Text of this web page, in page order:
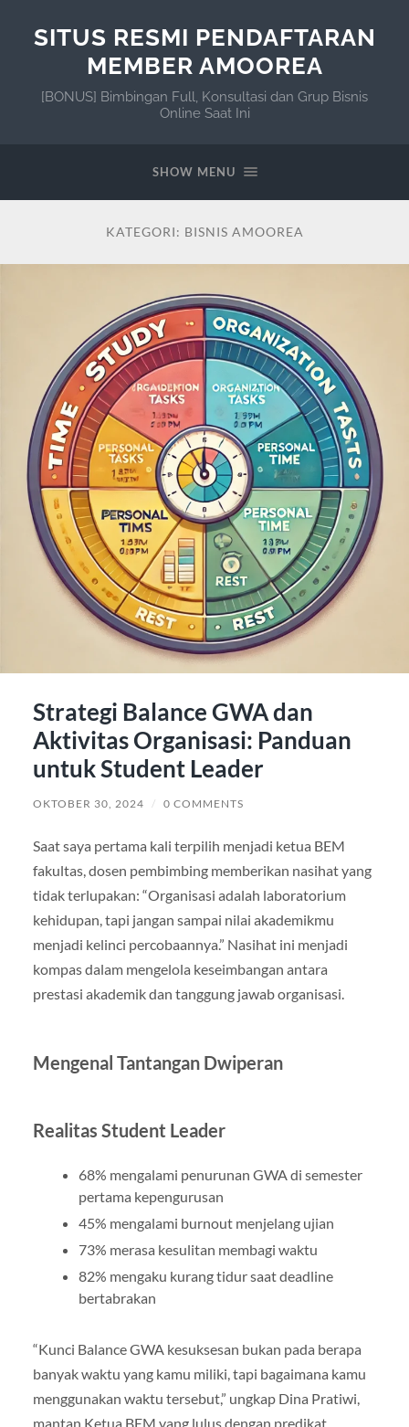
SITUS RESMI PENDAFTARAN
MEMBER AMOOREA
[BONUS] Bimbingan Full, Konsultasi dan Grup Bisnis
Online Saat Ini
SHOW MENU
KATEGORI: BISNIS AMOOREA
Strategi Balance GWA dan
Aktivitas Organisasi: Panduan
untuk Student Leader
OKTOBER 30, 2024 / 0 COMMENTS
Saat saya pertama kali terpilih menjadi ketua BEM
fakultas, dosen pembimbing memberikan nasihat yang
tidak terlupakan: “Organisasi adalah laboratorium
kehidupan, tapi jangan sampai nilai akademikmu
menjadi kelinci percobaannya.” Nasihat ini menjadi
kompas dalam mengelola keseimbangan antara
prestasi akademik dan tanggung jawab organisasi.
Mengenal Tantangan Dwiperan
Realitas Student Leader
68% mengalami penurunan GWA di semester
pertama kepengurusan
45% mengalami burnout menjelang ujian
73% merasa kesulitan membagi waktu
82% mengaku kurang tidur saat deadline
bertabrakan
“Kunci Balance GWA kesuksesan bukan pada berapa
banyak waktu yang kamu miliki, tapi bagaimana kamu
menggunakan waktu tersebut,” ungkap Dina Pratiwi,
mantan Ketua BEM yang lulus dengan predikat